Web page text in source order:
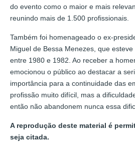
do evento como o maior e mais
reunindo mais de 1.500 profissionais.
Também foi homenageado o ex-
Miguel de Bessa Menezes, que
entre 1980 e 1982. Ao receber a
emocionou o público ao destacar a
importância para a continuidade das
profissão muito difícil, mas a
então não abandonem nunca essa
A reprodução deste material é
seja citada.